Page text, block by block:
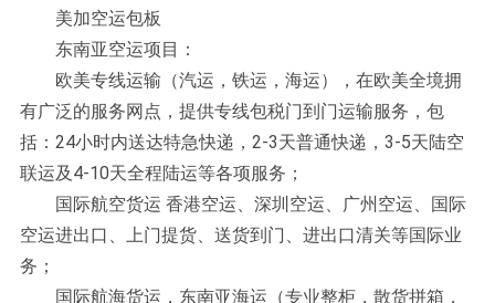
美加空运包板
东南亚空运项目：
欧美专线运输（汽运，铁运，海运），在欧美全境拥
有广泛的服务网点，提供专线包税门到门运输服务，包
括：24小时内送达特急快递，2-3天普通快递，3-5天陆空
联运及4-10天全程陆运等各项服务；
国际航空货运 香港空运、深圳空运、广州空运、国际
空运进出口、上门提货、送货到门、进出口清关等国际业
务；
国际航海货运，东南亚海运（专业整柜，散货拼箱，